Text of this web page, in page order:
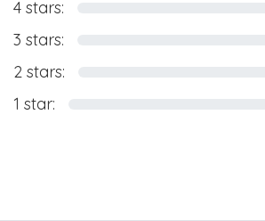
4 stars:
3 stars:
2 stars:
1 star: